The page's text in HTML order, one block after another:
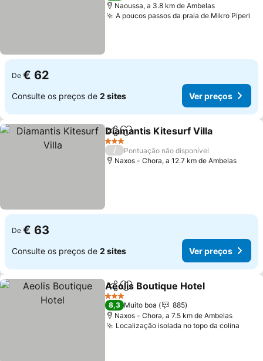
Naoussa, a 3.8 km de Ambelas
A poucos passos da praia de Mikro Piperi
De € 62
Consulte os preços de 2 sites Ver preços
PartilharAdicionar aos favoritos
Diamantis Kitesurf Villa
3 Estrelas
/
Pontuação não disponível
Naxos - Chora, a 12.7 km de Ambelas
De € 63
Consulte os preços de 2 sites Ver preços
PartilharAdicionar aos favoritos
Aeolis Boutique Hotel
3 Estrelas
8,3 Muito boa
885
Naxos - Chora, a 7.5 km de Ambelas
Localização isolada no topo da colina